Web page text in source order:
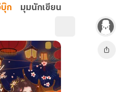
ก มุมนักเขียน